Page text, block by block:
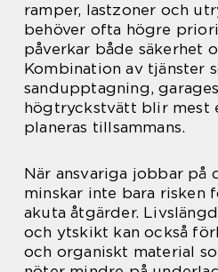
ramper, lastzoner och
behöver ofta högre
påverkar både säkerhet
Kombination av tjänster
sandupptagning,
högtryckstvätt blir mest
planeras tillsammans.
När ansvariga jobbar på
minskar inte bara risken
akuta åtgärder.
och ytskikt kan också
och organiskt material